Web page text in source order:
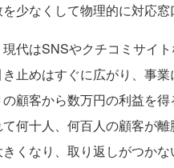
少なくして物理的に対応窓
代はSNSやクチコミサイ
止めはすぐに広がり、事
顧客から数万円の利益を
何十人、何百人の顧客が
くなり、取り返しがつかな